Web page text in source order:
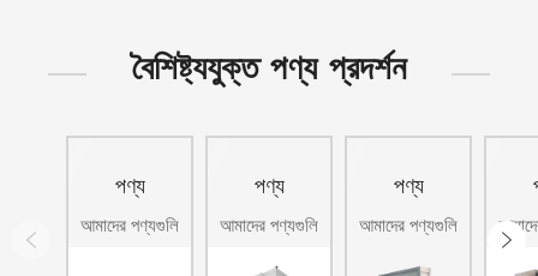
বৈশিষ্ট্যযুক্ত পণ্য প্রদর্শন
পণ্য
আমাদের পণ্যগুলি
পণ্য
আমাদের পণ্যগুলি
পণ্য
আমাদের পণ্যগুলি
সারা